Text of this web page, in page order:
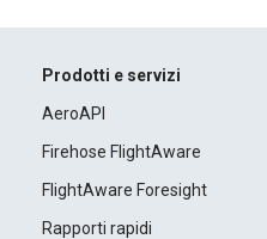
Prodotti e servizi
AeroAPI
Firehose FlightAware
FlightAware Foresight
Rapporti rapidi